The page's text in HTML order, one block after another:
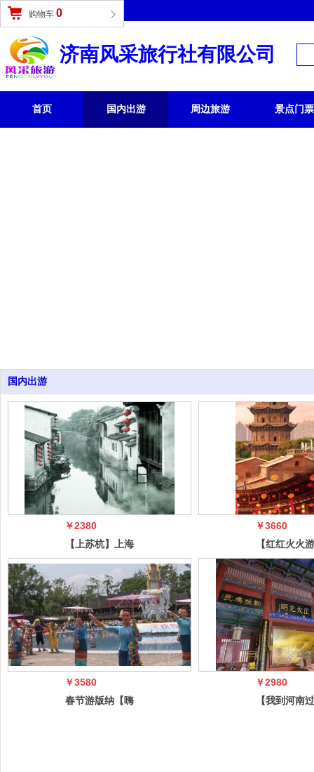
济南风采旅行社有限公司
购物车 0
登录 | 免费注册
首页 国内出游 周边旅游 景点门票
国内出游
￥2380
【上苏杭】上海
外滩南京路+狮
子林+寒山寺
￥3660
【红红火火
西】平遥古
五台山、悬
￥3580
春节游版纳【嗨
￥2980
【我到河南